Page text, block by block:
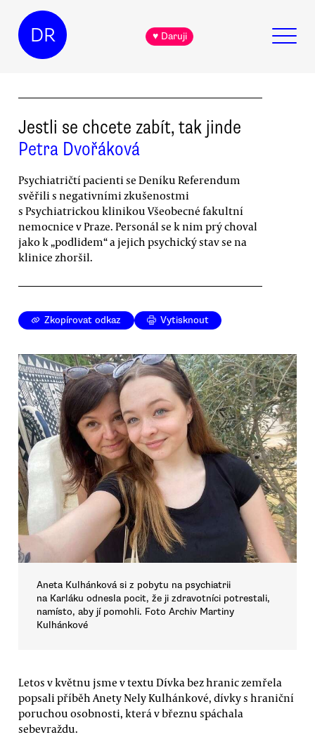
DR ♥ Daruji
Jestli se chcete zabít, tak jinde
Petra Dvořáková
Psychiatričtí pacienti se Deníku Referendum
svěřili s negativními zkušenostmi
s Psychiatrickou klinikou Všeobecné fakultní
nemocnice v Praze. Personál se k nim prý choval
jako k „podlidem“ a jejich psychický stav se na
klinice zhoršil.
Zkopírovat odkaz Vytisknout
Aneta Kulhánková si z pobytu na psychiatrii
na Karláku odnesla pocit, že ji zdravotníci potrestali,
namísto, aby jí pomohli. Foto Archiv Martiny
Kulhánkové
Letos v květnu jsme v textu Dívka bez hranic zemřela
popsali příběh Anety Nely Kulhánkové, dívky s hraniční
poruchou osobnosti, která v březnu spáchala
sebevraždu.